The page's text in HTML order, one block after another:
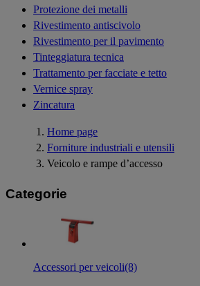
Protezione dei metalli
Rivestimento antiscivolo
Rivestimento per il pavimento
Tinteggiatura tecnica
Trattamento per facciate e tetto
Vernice spray
Zincatura
Home page
Forniture industriali e utensili
Veicolo e rampe d’accesso
Categorie
Accessori per veicoli(8)